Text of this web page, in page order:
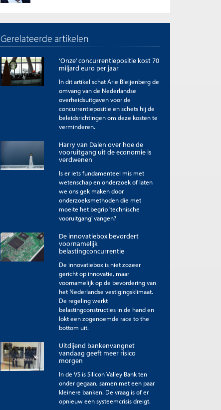
Gerelateerde artikelen
‘Onze’ concurrentiepositie kost 70
miljard euro per jaar
In dit artikel schat Arie Bleijenberg de
omvang van de Nederlandse
overheidsuitgaven voor de
concurrentiepositie en schets hij de
beleidsrichtingen om deze kosten te
verminderen.
Harry van Dalen over hoe de
vooruitgang uit de economie is
verdwenen
Is er iets fundamenteel mis met
wetenschap en onderzoek of laten
we ons gek maken door
onderzoeksmethoden die met
moeite het begrip 'technische
vooruitgang' vangen?
De innovatiebox bevordert
voornamelijk
belastingconcurrentie
De innovatiebox is niet zozeer
gericht op innovatie, maar
voornamelijk op de bevordering van
het Nederlandse vestigingsklimaat.
De regeling werkt
belastingconstructies in de hand en
lokt een zogenoemde race to the
bottom uit.
Uitdijend bankenvangnet
vandaag geeft meer risico
morgen
In de VS is Silicon Valley Bank ten
onder gegaan, samen met een paar
kleinere banken. De vraag is of er
opnieuw een systeemcrisis dreigt.